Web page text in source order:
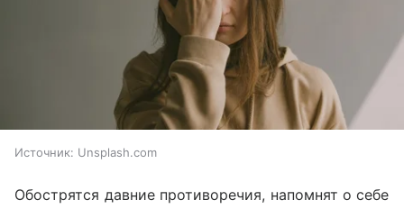
Источник: Unsplash.com
Обострятся давние противоречия, напомнят о себе